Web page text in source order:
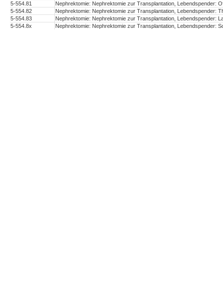
5-554.81
Nephrektomie: Nephrektomie zur Transplantation, Lebendspender:
5-554.82
Nephrektomie: Nephrektomie zur Transplantation, Lebendspender:
5-554.83
Nephrektomie: Nephrektomie zur Transplantation, Lebendspender:
5-554.8x
Nephrektomie: Nephrektomie zur Transplantation, Lebendspender: